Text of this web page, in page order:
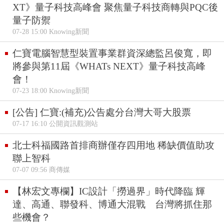
XT》量子科技高峰會 聚焦量子科技商轉與PQC後
量子防禦
07-28 15:00 Knowing新聞
仁寶電腦智慧型裝置事業群資深總監呂俊寬，即
將參與第11屆《WHATs NEXT》量子科技高峰
會！
07-23 18:00 Knowing新聞
[公告] 仁寶:(補充)公告處分台灣大哥大股票
07-17 16:10 公開資訊觀測站
北士科福國路首排商辦僅存四用地 稀缺價值助攻
聯上智科
07-07 09:56 商傳媒
【林宏文專欄】IC設計「撈過界」時代降臨 輝
達、高通、聯發科、博通大混戰 台灣將抓住那
些機會？